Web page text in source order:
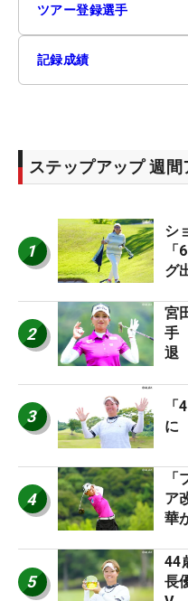
ツアー登録選手
記録成績
ステップアップ 週
1
シ
グ
2
宮
手
退
3
に
4
ア
華
5
44
長